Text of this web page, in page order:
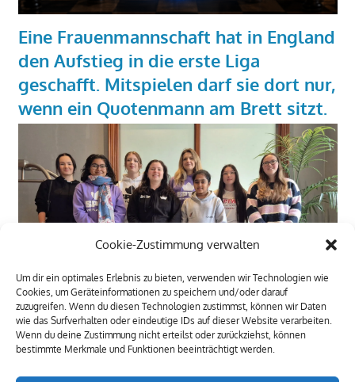
Cookie-Zustimmung verwalten
Um dir ein optimales Erlebnis zu bieten, verwenden wir Technologien wie
Cookies, um Geräteinformationen zu speichern und/oder darauf
zuzugreifen. Wenn du diesen Technologien zustimmst, können wir Daten
wie das Surfverhalten oder eindeutige IDs auf dieser Website verarbeiten.
Wenn du deine Zustimmung nicht erteilst oder zurückziehst, können
bestimmte Merkmale und Funktionen beeinträchtigt werden.
Eine Frauenmannschaft hat in England
den Aufstieg in die erste Liga
geschafft. Mitspielen darf sie dort nur,
wenn ein Quotenmann am Brett sitzt.
TRAINIGSLOKAL